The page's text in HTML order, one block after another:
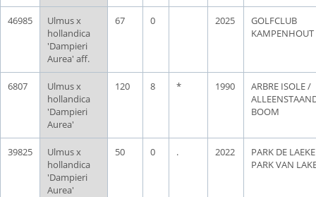
46985
Ulmus x
hollandica
'Dampieri
Aurea' aff.
67 0 2025
GOLFCLUB
KAMPENHOUT
6807
Ulmus x
hollandica
'Dampieri
Aurea'
120 8 * 1990
ARBRE ISOLE /
BOOM
39825
Ulmus x
hollandica
'Dampieri
Aurea'
50 0 . 2022
PARK DE
PARK VAN